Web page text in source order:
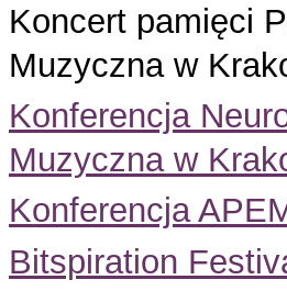
Koncert pamięci
Muzyczna w
Konferencja
Muzyczna w
Konferencja
Bitspiration